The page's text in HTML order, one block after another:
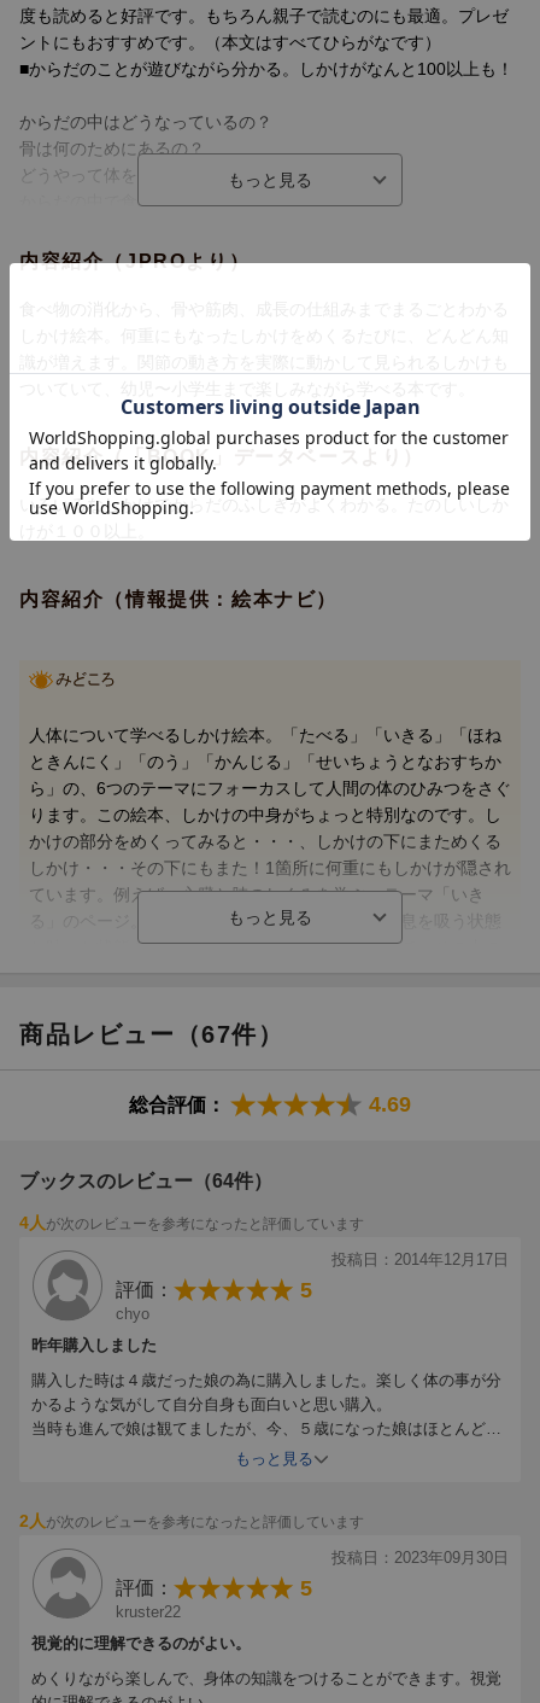
度も読めると好評です。もちろん親子で読むのにも最適。プレゼ
ントにもおすすめです。（本文はすべてひらがなです）
■からだのことが遊びながら分かる。しかけがなんと100以上も！
からだの中はどうなっているの？
骨は何のためにあるの？
どうやって体を動かすの？
からだの中で食べ物はどうなるの？
きます。
内容紹介（JPROより）
内容紹介（「BOOK」データベースより）
いろいろなしかけでからだのふしぎがよくわかる。たのしいしか
内容紹介（情報提供：絵本ナビ）
人体について学べるしかけ絵本。「たべる」「いきる」「ほね
ときんにく」「のう」「かんじる」「せいちょうとなおすちか
ら」の、6つのテーマにフォーカスして人間の体のひみつをさぐ
ります。この絵本、しかけの中身がちょっと特別なのです。し
かけの部分をめくってみると・・・、しかけの下にまためくる
しかけ・・・その下にもまた！1箇所に何重にもしかけが隠され
ています。例えば、心臓と肺のしくみを学ぶ、テーマ「いき
る」のページ。まず肺の絵のしかけをめくると、息を吸う状態
と吐いた状態の横隔膜の動きが分かります。そして、その中の
毎日1万個の風船をふくらませるくらいの息を吐いている」とい
う豆知識が紹介されています。めくるたび新たなしかけとたく
人体の中を探検しているようで何だかワクワク！用意されたし
動きを学べるしかけもあります。人体について、かなり深い知
識まで掘り下げられた内容ですが、いわゆる「勉強の本」とい
しみやすく、クイズやゲームの感覚で知識がどんどん身につき
そう。説明もすべてひらがな・カタカナで書かれているので、
漢字の読めない年齢から楽しめますよ。知っていると自慢でき
ちゃう雑学もたくさん。家族やお友達でクイズを出し合うのも
楽しいかも。コンパクトなサイズに内容がギュッと詰まった、
ボリューム満点の楽しい「からだ絵本」です。
（絵本ナビ編集部 掛川晶子）
食べ物の消化から、骨や筋肉、成長の仕組みなど、まるごとわ
かるしかけ絵本です。しかけの中にしかけがあり、何重にもな
ったしかけをめくるたびに、どんどん知識が増えます。関節の
動き方を実際に動かして見られるしかけもついていて、幼児か
ら楽しみながら学べる本です。（ぼんぬさん 40代・北海道
商品レビュー（67件）
総合評価： 4.69
ブックスのレビュー（64件）
4人が次のレビューを参考になったと評価しています
投稿日：2014年12月17日
評価： 5
chyo
昨年購入しました
購入した時は４歳だった娘の為に購入しました。楽しく体の事が分
かるような気がして自分自身も面白いと思い購入。
当時も進んで娘は観てましたが、今、５歳になった娘はほとんどひ
らがなが読めるのもあり、自分で読みながら私に色々教えてくれる
もっと見る
2人が次のレビューを参考になったと評価しています
投稿日：2023年09月30日
評価： 5
kruster22
視覚的に理解できるのがよい。
めくりながら楽しんで、身体の知識をつけることができます。視覚